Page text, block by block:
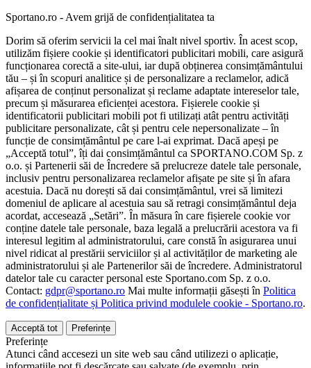
Sportano.ro - Avem grijă de confidențialitatea ta
Dorim să oferim servicii la cel mai înalt nivel sportiv. În acest scop,
utilizăm fișiere cookie și identificatori publicitari mobili, care asigură
funcționarea corectă a site-ului, iar după obținerea consimțământului
tău – și în scopuri analitice și de personalizare a reclamelor, adică
afișarea de conținut personalizat și reclame adaptate intereselor tale,
precum și măsurarea eficienței acestora. Fișierele cookie și
identificatorii publicitari mobili pot fi utilizați atât pentru activități
publicitare personalizate, cât și pentru cele nepersonalizate – în
funcție de consimțământul pe care l-ai exprimat. Dacă apeși pe
„Acceptă totul”, îți dai consimțământul ca SPORTANO.COM Sp. z
o.o. și Partenerii săi de Încredere să prelucreze datele tale personale,
inclusiv pentru personalizarea reclamelor afișate pe site și în afara
acestuia. Dacă nu dorești să dai consimțământul, vrei să limitezi
domeniul de aplicare al acestuia sau să retragi consimțământul deja
acordat, accesează „Setări”. În măsura în care fișierele cookie vor
conține datele tale personale, baza legală a prelucrării acestora va fi
interesul legitim al administratorului, care constă în asigurarea unui
nivel ridicat al prestării serviciilor și al activităților de marketing ale
administratorului și ale Partenerilor săi de încredere. Administratorul
datelor tale cu caracter personal este Sportano.com Sp. z o.o.
Contact: gdpr@sportano.ro Mai multe informații găsești în Politica
de confidențialitate și Politica privind modulele cookie - Sportano.ro.
Acceptă tot Preferințe
Preferințe
Atunci când accesezi un site web sau când utilizezi o aplicație,